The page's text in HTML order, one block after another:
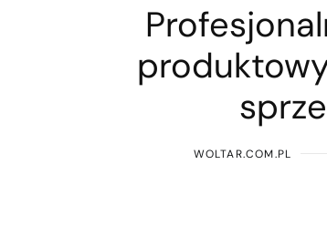
WOLTAR.COM.PL